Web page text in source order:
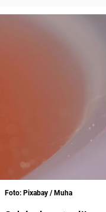
Foto: Pixabay / Muha